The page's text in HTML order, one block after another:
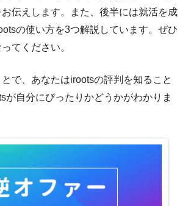
伝えします。また、後半には就活を成
の使い方を3つ解説しています。ぜひ
てください。
で、あなたはirootsの評判を知ること
が自分にぴったりかどうかがわかりま